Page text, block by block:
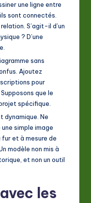
une ligne entre
sont connectés.
S’agit-il d’un
? D’une
sans
Ajoutez
pour
que le
spécifique.
dynamique. Ne
simple image
et à mesure de
modèle non mis à
et non un outil
les